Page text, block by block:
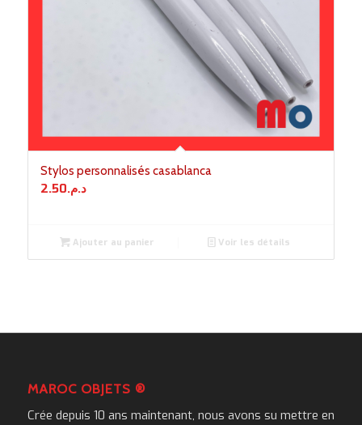
Stylos personnalisés casablanca
د.م.2.50
Ajouter au panier Voir les détails
MAROC OBJETS ®
Crée depuis 10 ans maintenant, nous avons su mettre en